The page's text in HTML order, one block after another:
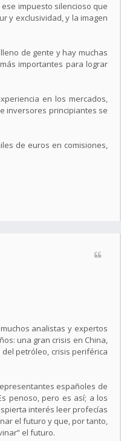
impuesto silencioso que
y exclusividad, y la imagen
de gente y hay muchas
importantes para lograr
en los mercados,
inversores principiantes se
de euros en comisiones,
analistas y expertos
una gran crisis en China,
petróleo, crisis periférica
españoles de
penoso, pero es así; a los
interés leer profecías
el futuro y que, por tanto,
el futuro.